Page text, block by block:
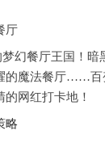
厅
梦幻餐厅王国！暗
的魔法餐厅……百
网红打卡地！
略